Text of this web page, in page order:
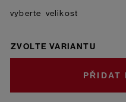
velikost
ZVOLTE VARIANTU